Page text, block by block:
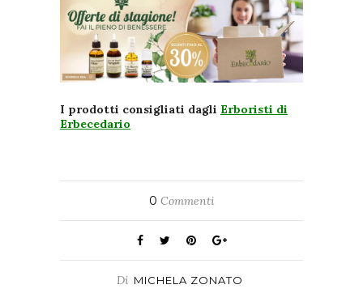
I prodotti consigliati dagli Erboristi di
Erbecedario
0 Commenti
Di MICHELA ZONATO